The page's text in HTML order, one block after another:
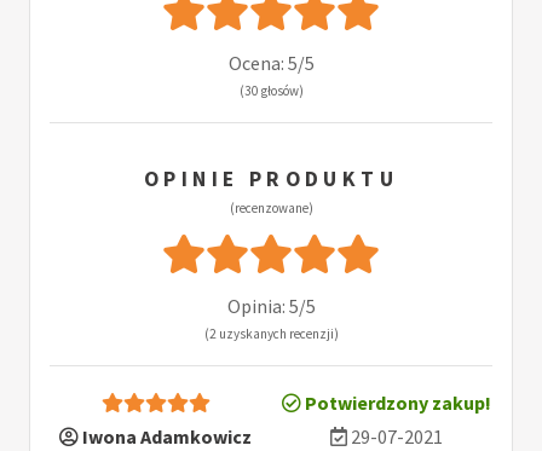
Ocena: 5/5
(30 głosów)
OPINIE PRODUKTU
(recenzowane)
Opinia: 5/5
(2 uzyskanych recenzji)
Potwierdzony zakup!
Iwona Adamkowicz
29-07-2021